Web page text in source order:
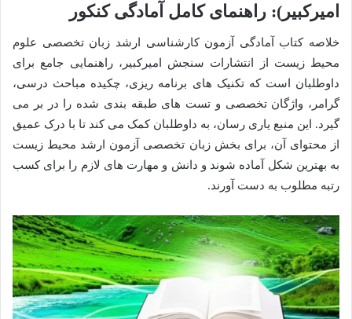
امیرکبیر): راهنمای کامل آمادگی کنکور
خلاصه کتاب آمادگی آزمون کارشناسی ارشد زبان تخصصی علوم
محیط زیست از انتشارات سنجش امیرکبیر، راهنمایی جامع برای
داوطلبان است که تکنیک های برنامه ریزی، چکیده مباحث درسی،
گرامر، واژگان تخصصی و تست های طبقه بندی شده را در بر می
گیرد. این منبع یاری رسان، به داوطلبان کمک می کند تا با درک عمیق
از محتوای آن، برای بخش زبان تخصصی آزمون ارشد محیط زیست
به بهترین شکل آماده شوند و دانش و مهارت های لازم را برای کسب
رتبه مطلوب به دست آورند.